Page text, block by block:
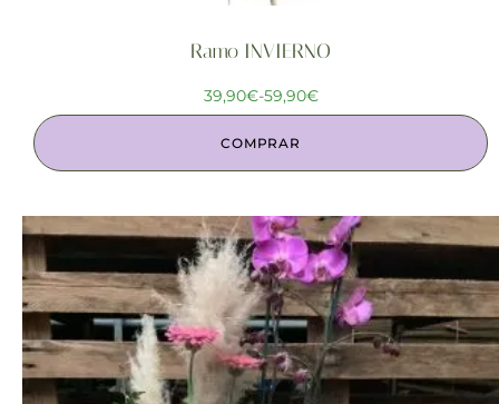
Ramo INVIERNO
39,90€-59,90€
COMPRAR